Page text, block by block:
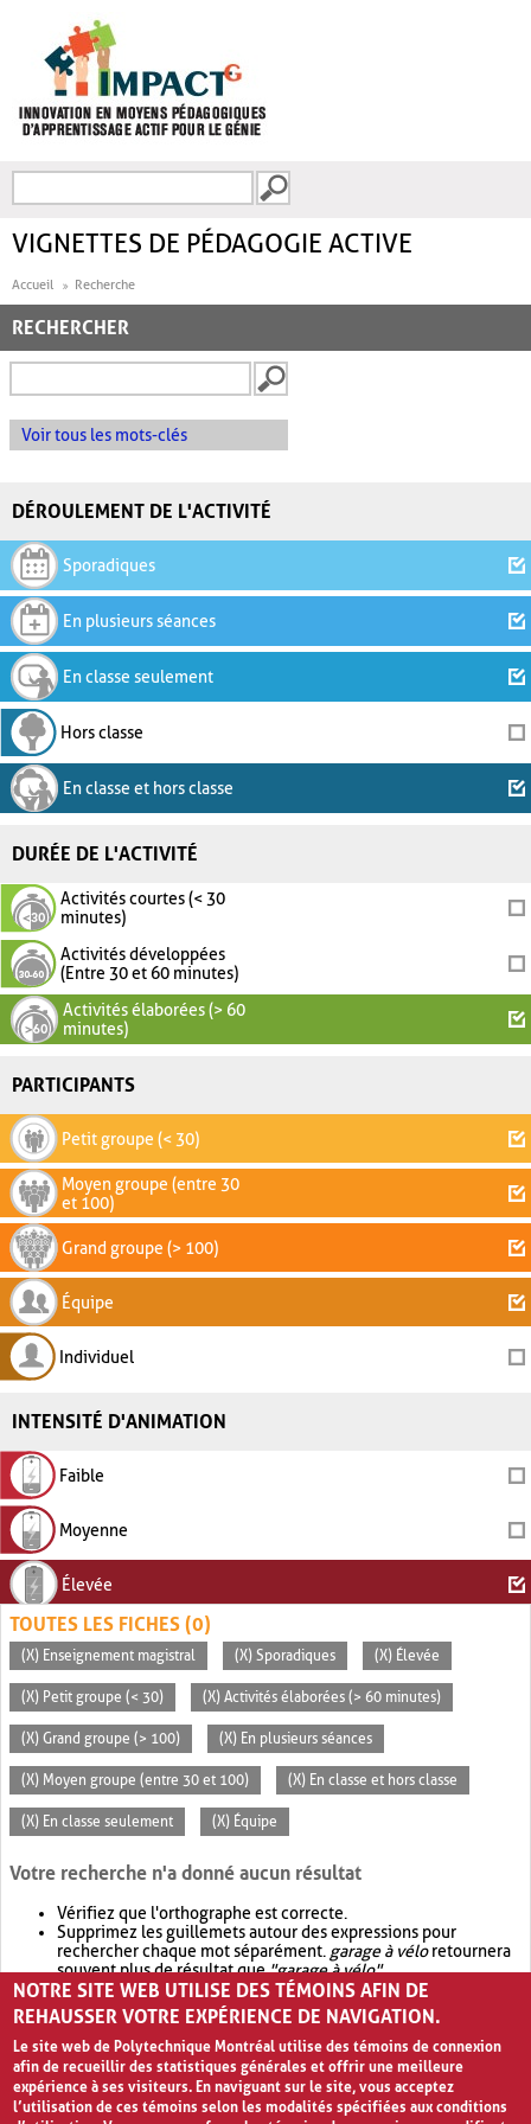
FORMULAIRE DE
VIGNETTES DE PÉDAGOGIE ACTIVE
Accueil Recherche
RECHERCHER
Voir tous les mots-clés
DÉROULEMENT DE L'ACTIVITÉ
Sporadiques
En plusieurs séances
En classe seulement
Hors classe
En classe et hors classe
DURÉE DE L'ACTIVITÉ
Activités courtes (< 30
minutes)
Activités développées
(Entre 30 et 60 minutes)
Activités élaborées (> 60
minutes)
PARTICIPANTS
Petit groupe (< 30)
Moyen groupe (entre 30
et 100)
Grand groupe (> 100)
Équipe
Individuel
INTENSITÉ D'ANIMATION
Faible
Moyenne
Élevée
TOUTES LES FICHES (0)
(X) Enseignement magistral (X) Sporadiques (X) Élevée
(X) Petit groupe (< 30) (X) Activités élaborées (> 60 minutes)
(X) Grand groupe (> 100) (X) En plusieurs séances
(X) Moyen groupe (entre 30 et 100) (X) En classe et hors classe
(X) En classe seulement (X) Équipe
Votre recherche n'a donné aucun résultat
Vérifiez que l'orthographe est correcte.
Supprimez les guillemets autour des expressions pour
rechercher chaque mot séparément. garage à véloretournera
souvent plus de résultat que"garage à vélo".
Envisagez d'élargir votre recherche avec OR.garage OR vélo
retournera souvent plus de résultat quegarage à vélo
NOTRE SITE WEB UTILISE DES TÉMOINS AFIN DE
REHAUSSER VOTRE EXPÉRIENCE DE NAVIGATION.
Le site web de Polytechnique Montréal utilise des témoins de connexion
afin de recueillir des statistiques générales et offrir une meilleure
expérience à ses visiteurs. En naviguant sur le site, vous acceptez
l’utilisation de ces témoins selon les modalités spécifiées aux conditions